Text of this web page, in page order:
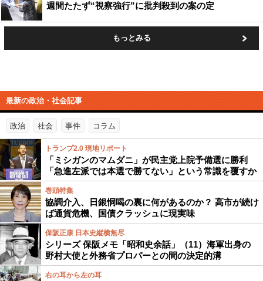
週間たたず“視察強行”に批判殺到の案の定
もっとみる
最新の政治・社会記事
政治 社会 事件 コラム
トランプ2.0 現地リポート
「ミシガンのマムダニ」が民主党上院予備選に勝利
「急進左派では本選で勝てない」という常識を覆すか
巻頭特集
協調介入、日銀恫喝の裏に何があるのか？ 高市が続け
ば通貨危機、国債クラッシュに現実味
保阪正康 日本史縦横無尽
シリーズ 保阪メモ「昭和史余話」（11）海軍出身の
野村大使と外務省プロパーとの間の決定的溝
右の耳から左の耳